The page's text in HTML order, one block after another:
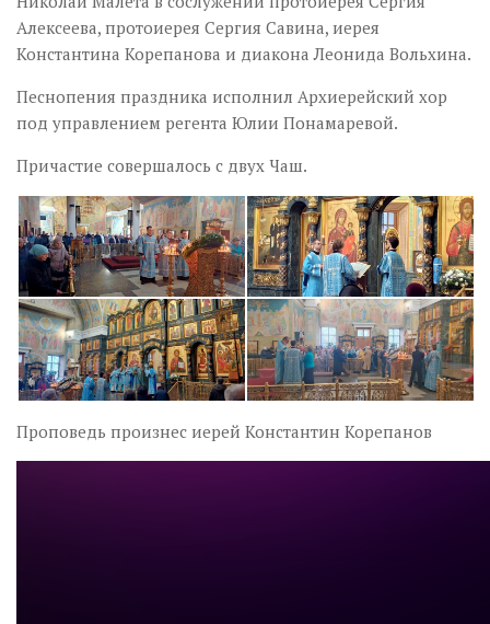
Алексеева, протоиерея Сергия Савина, иерея
Константина Корепанова и диакона Леонида Вольхина.
Песнопения праздника исполнил Архиерейский хор
под управлением регента Юлии Понамаревой.
Причастие совершалось с двух Чаш.
Проповедь произнес иерей Константин Корепанов